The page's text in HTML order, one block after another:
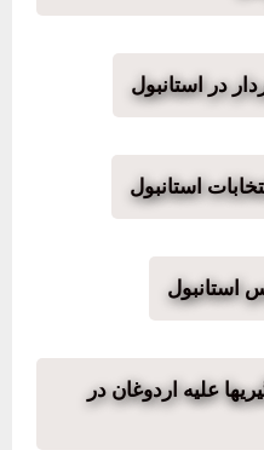
در استانبول
استانبول
استانبول
علیه اردوغان در